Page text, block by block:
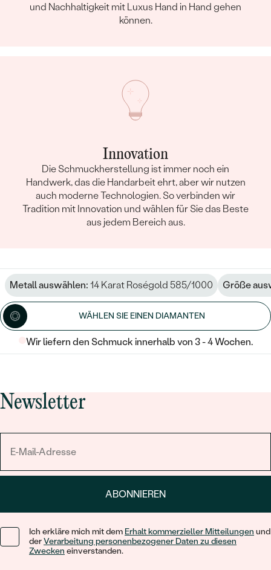
und Nachhaltigkeit mit Luxus Hand in Hand gehen
können.
Innovation
Die Schmuckherstellung ist immer noch ein
Handwerk, das die Handarbeit ehrt, aber wir nutzen
auch moderne Technologien. So verbinden wir
Tradition mit Innovation und wählen für Sie das Beste
aus jedem Bereich aus.
Metall auswählen: 14 Karat Roségold 585/1000 Größe
WÄHLEN SIE EINEN DIAMANTEN
Wir liefern den Schmuck innerhalb von 3 - 4 Wochen.
Newsletter
ABONNIEREN
Ich erkläre mich mit dem Erhalt kommerzieller Mitteilungen und
derVerarbeitung personenbezogener Daten zu diesen
Zwecken einverstanden.